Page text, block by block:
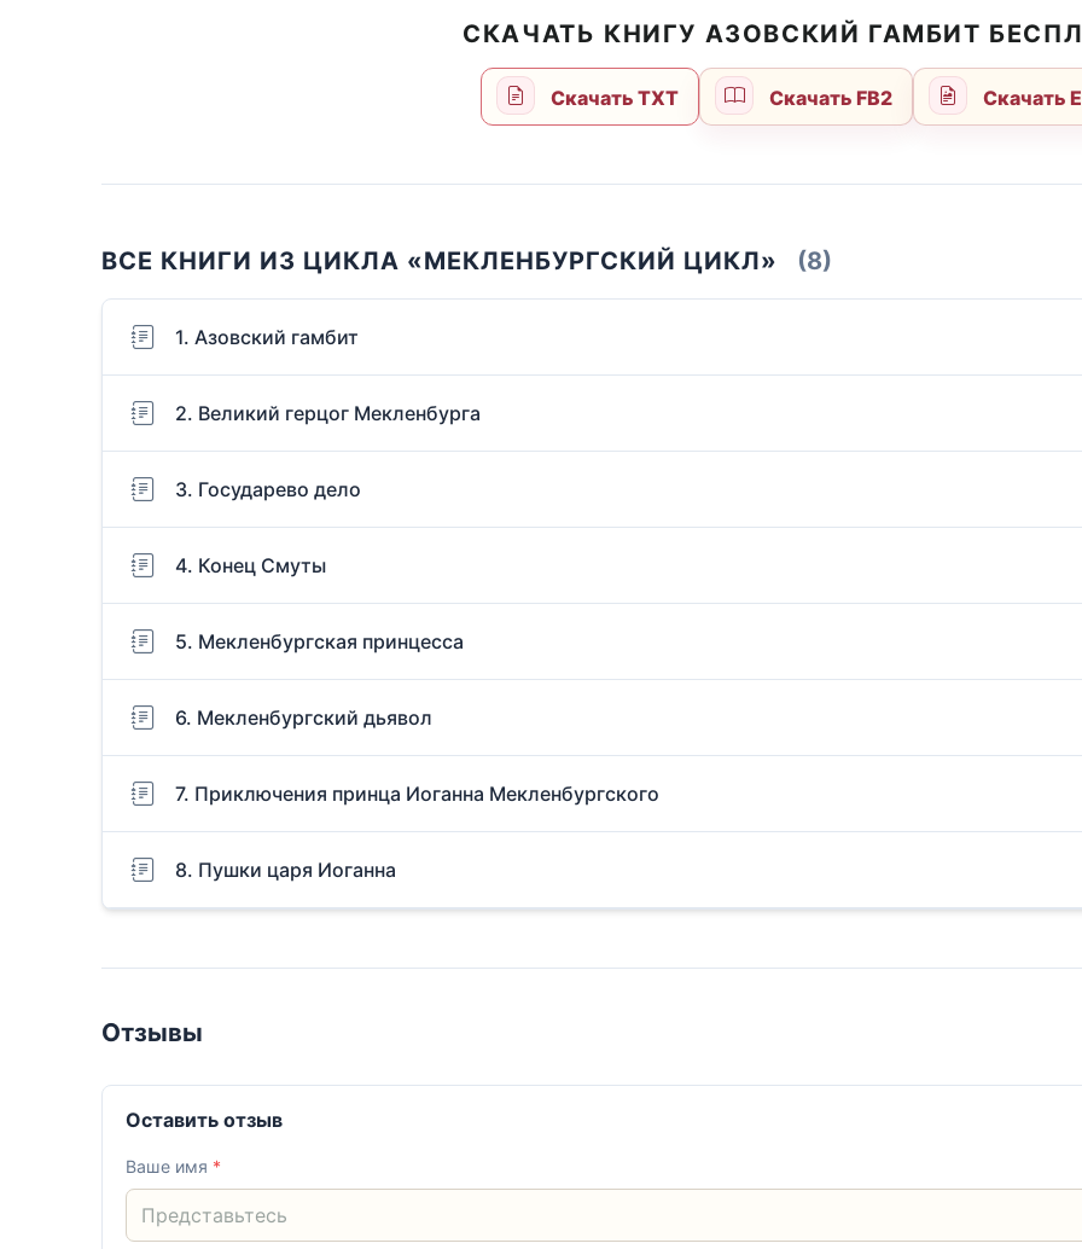
СКАЧАТЬ КНИГУ АЗОВСКИЙ ГАМБИТ
Скачать TXT Скачать FB2 Скачать
ВСЕ КНИГИ ИЗ ЦИКЛА «МЕКЛЕНБУРГСКИЙ ЦИКЛ» (8)
1. Азовский гамбит
2. Великий герцог Мекленбурга
3. Государево дело
4. Конец Смуты
5. Мекленбургская принцесса
6. Мекленбургский дьявол
7. Приключения принца Иоганна Мекленбургского
8. Пушки царя Иоганна
Отзывы
Оставить отзыв
Ваше имя *